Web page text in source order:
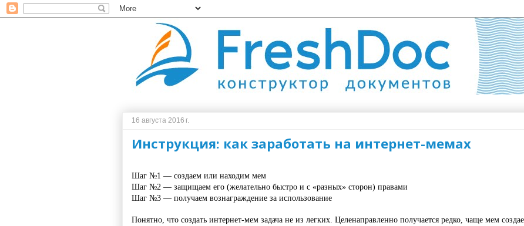
16 августа 2016 г.
Инструкция: как заработать на интернет-мемах
Шаг №1 — создаем или находим мем
Шаг №2 — защищаем его (желательно быстро и с «разных» сторон) правами
Шаг №3 — получаем вознаграждение за использование
Понятно, что создать интернет-мем задача не из легких. Целенаправленно получается редко, чаще мем